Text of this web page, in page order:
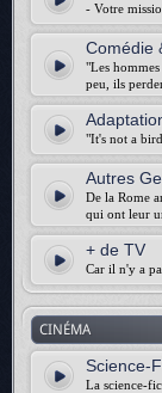
- Votre
Comédie
"Les
peu, ils
"It's not a
Autres
De la Rome
qui ont leur
+ de TV
Car il n'y a
CINÉMA
Science-
La science-